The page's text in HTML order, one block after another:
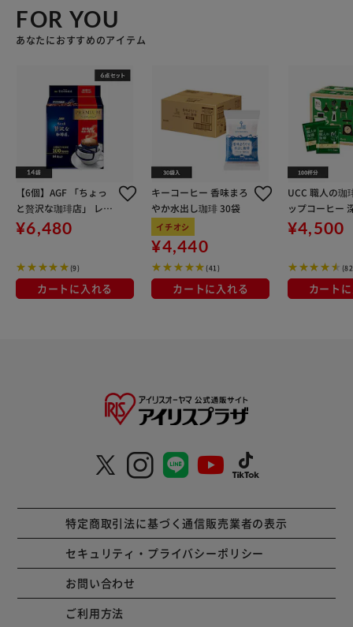
FOR YOU
あなたにおすすめのアイテム
【6個】AGF 「ちょっ
と贅沢な珈琲店」 レギ
ュラー・コーヒー プレ
ミアムドリップ ブレン
¥6,480
(9)
カートに入れる
キーコーヒー 香味まろ
やか水出し珈琲 30袋
イチオシ
¥4,440
(41)
カートに入れる
UCC 職人の珈
ップコーヒー
のスペシャル
100杯
¥4,500
カート
特定商取引法に基づく通信販売業者の表示
セキュリティ・プライバシーポリシー
お問い合わせ
ご利用方法